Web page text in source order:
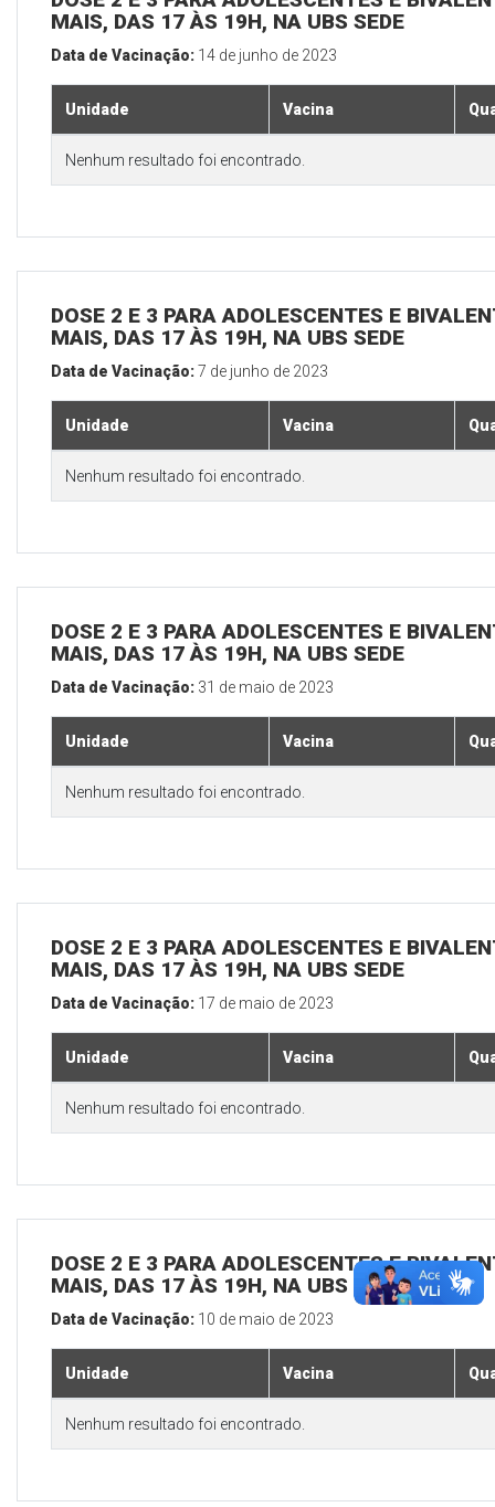
MAIS, DAS 17 ÀS 19H, NA UBS SEDE
Data de Vacinação: 14 de junho de 2023
Unidade Vacina
Nenhum resultado foi encontrado.
DOSE 2 E 3 PARA ADOLESCENTES E
MAIS, DAS 17 ÀS 19H, NA UBS SEDE
Data de Vacinação:7 de junho de 2023
Unidade Vacina
Nenhum resultado foi encontrado.
DOSE 2 E 3 PARA ADOLESCENTES E
MAIS, DAS 17 ÀS 19H, NA UBS SEDE
Data de Vacinação: 31 de maio de 2023
Unidade Vacina
Nenhum resultado foi encontrado.
DOSE 2 E 3 PARA ADOLESCENTES E
MAIS, DAS 17 ÀS 19H, NA UBS SEDE
Data de Vacinação: 17 de maio de 2023
Unidade Vacina
Nenhum resultado foi encontrado.
DOSE 2 E 3 PARA ADOLESCENTES E
MAIS, DAS 17 ÀS 19H, NA UBS SEDE
Data de Vacinação: 10 de maio de 2023
Unidade Vacina
Nenhum resultado foi encontrado.